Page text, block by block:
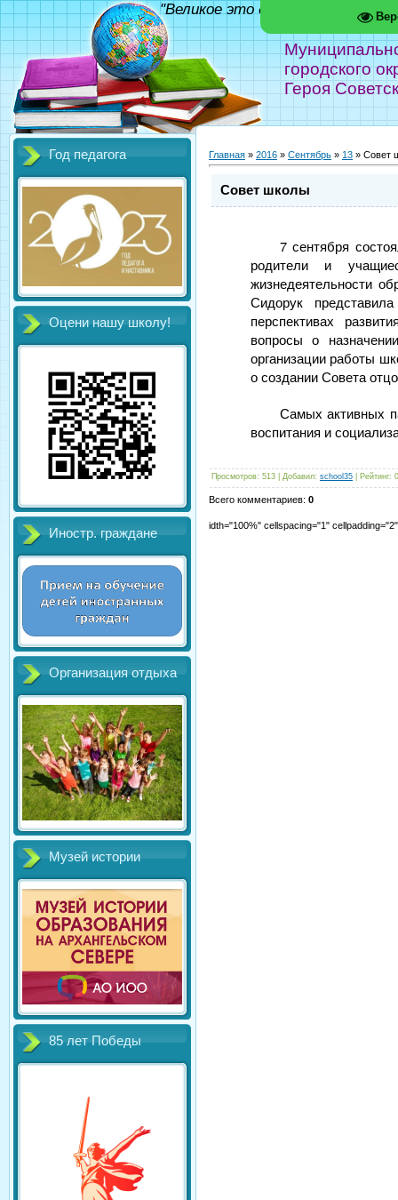
городского
Героя
"Великое это дело - школа!"
Год педагога
Оцени нашу школу!
Иностр. граждане
Организация отдыха
Музей истории
85 лет Победы
Главная » 2016 » Сентябрь » 13 » Совет
Совет школы
7 сентября
родители и
жизнедеятельности
Сидорук
перспективах
вопросы о
организации работы
о создании Совета
Самых активных
воспитания и
Просмотров: 513 Добавил: school35 Рейтинг:
Всего комментариев: 0
idth="100%" cellspacing="1"